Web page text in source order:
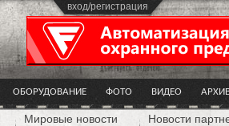
вход/регистрация
ОБОРУДОВАНИЕ ФОТО ВИДЕО
Мировые новости Новости